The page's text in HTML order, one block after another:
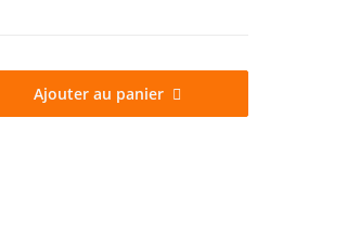
Ajouter au panier